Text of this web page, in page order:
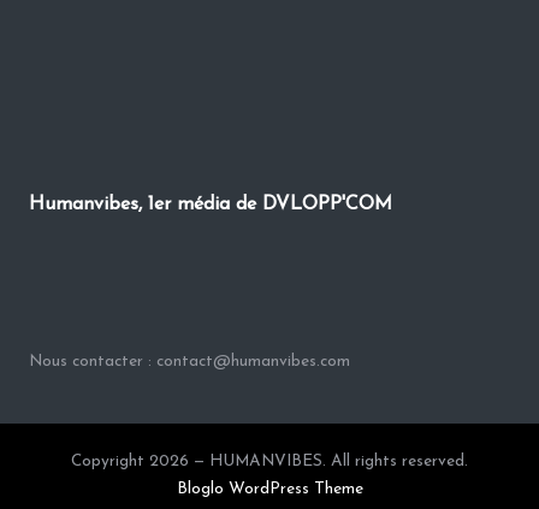
Humanvibes, 1er média de DVLOPP'COM
Nous contacter : contact@humanvibes.com
Copyright 2026 — HUMANVIBES. All rights reserved.
Bloglo WordPress Theme